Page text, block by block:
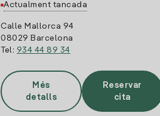
Actualment tancada
Calle Mallorca 94
08029 Barcelona
Tel: 934 44 89 34
Més
detalls
Reservar
cita